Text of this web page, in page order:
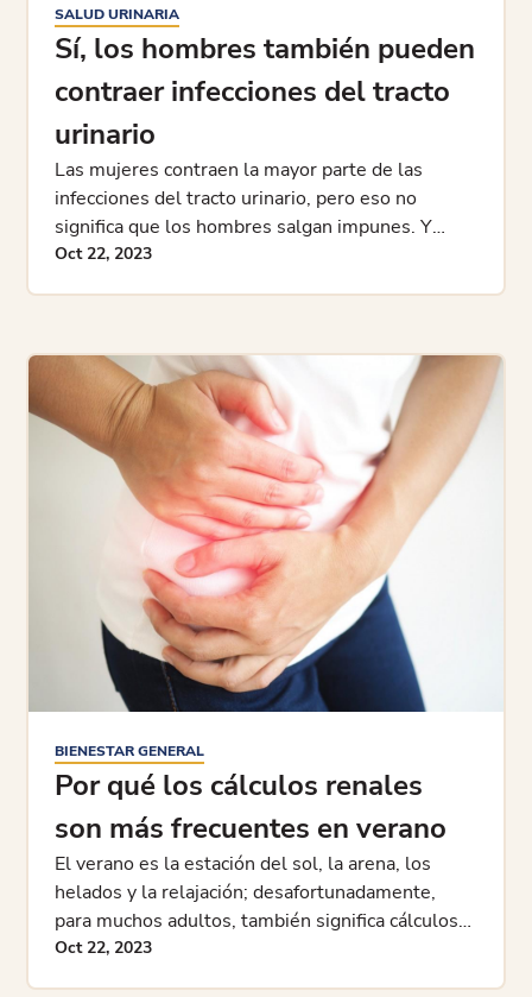
SALUD URINARIA
Sí, los hombres también pueden
contraer infecciones del tracto
urinario
Las mujeres contraen la mayor parte de las
infecciones del tracto urinario, pero eso no
significa que los hombres salgan impunes. Y
cuando los hombres contraen infecciones
Oct 22, 2023
BIENESTAR GENERAL
Por qué los cálculos renales
son más frecuentes en verano
El verano es la estación del sol, la arena, los
helados y la relajación; desafortunadamente,
para muchos adultos, también significa cálculos
renales. Mientras que el clima y los cálculos
Oct 22, 2023